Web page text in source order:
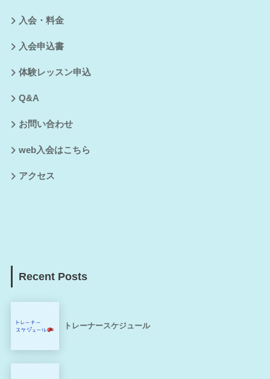
入会・料金
入会申込書
体験レッスン申込
Q&A
お問い合わせ
web入会はこちら
アクセス
Recent Posts
トレーナースケジュール